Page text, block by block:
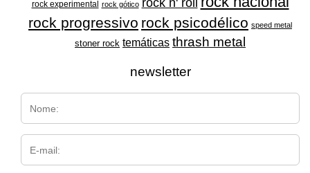
rock experimental rock gótico rock n' roll
rock progressivo rock psicodélico speed metal
stoner rock temáticas thrash metal
newsletter